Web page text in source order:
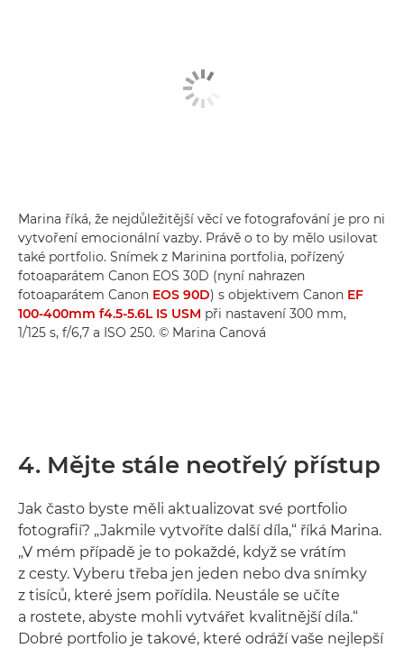
Marina říká, že nejdůležitější věcí ve fotografování je pro ni
vytvoření emocionální vazby. Právě o to by mělo usilovat
také portfolio. Snímek z Marinina portfolia, pořízený
fotoaparátem Canon EOS 30D (nyní nahrazen
fotoaparátem Canon EOS 90D) s objektivem Canon EF
100-400mm f4.5-5.6L IS USM při nastavení 300 mm,
1/125 s, f/6,7 a ISO 250. © Marina Canová
4. Mějte stále neotřelý přístup
Jak často byste měli aktualizovat své portfolio
fotografií? „Jakmile vytvoříte další díla,“ říká Marina.
„V mém případě je to pokaždé, když se vrátím
z cesty. Vyberu třeba jen jeden nebo dva snímky
z tisíců, které jsem pořídila. Neustále se učíte
a rostete, abyste mohli vytvářet kvalitnější díla.“
Dobré portfolio je takové, které odráží vaše nejlepší